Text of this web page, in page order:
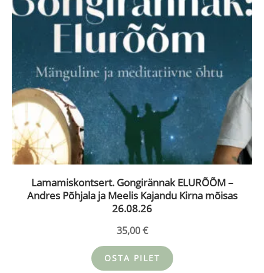
Lamamiskontsert. Gongirännak ELURÕÕM –
Andres Põhjala ja Meelis Kajandu Kirna mõisas
26.08.26
35,00€
OSTA PILET